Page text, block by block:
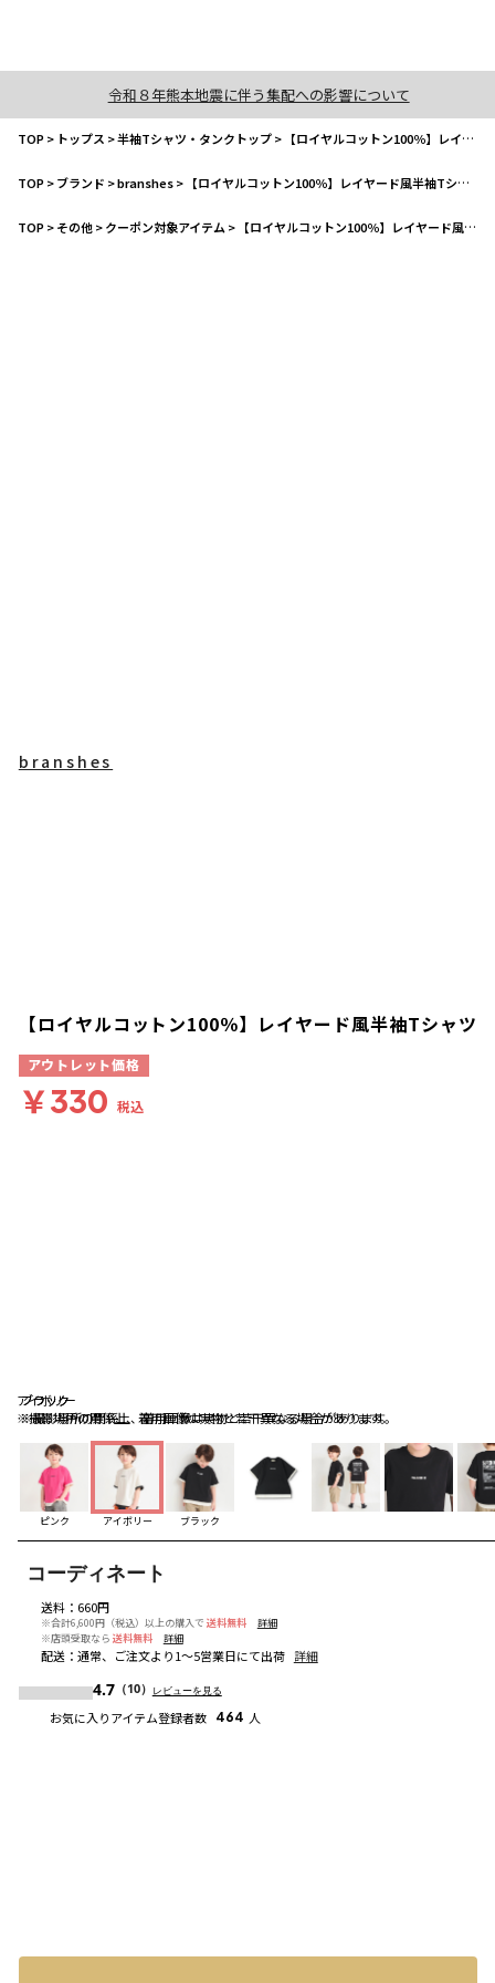
令和８年熊本地震に伴う集配への影響について
TOP> トップス >半袖Tシャツ・タンクトップ> 【ロイヤルコットン100％】レイヤード風半袖Tシャツ
TOP>ブランド >branshes> 【ロイヤルコットン100％】レイヤード風半袖Tシャツ
TOP>その他>クーポン対象アイテム > 【ロイヤルコットン100％】レイヤード風半袖Tシャツ
アイボリー
※撮影場所の関係上、着用画像は実物と若干異なる場合があります。
ブラック
※撮影場所の関係上、着用画像は実物と若干異なる場合があります。
ブラック
ピンク アイボリー ブラック
コーディネート
送料： 660円
※合計6,600円（税込）以上の購入で 送料無料
詳細
※店頭受取なら 送料無料 詳細
配送： 通常、ご注文より1～5営業日にて出荷 詳細
4.7（10） レビューを見る
お気に入りアイテム登録者数 464 人
branshes
【ロイヤルコットン100％】レイヤード風半袖Tシャツ
アウトレット価格
￥330 税込